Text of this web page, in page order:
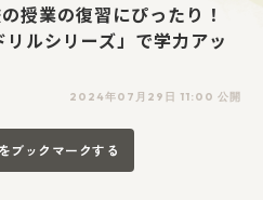
授業の復習にぴったり！
リルシリーズ」で学力アッ
2024年07月29日 11:00 公開
ブックマークする